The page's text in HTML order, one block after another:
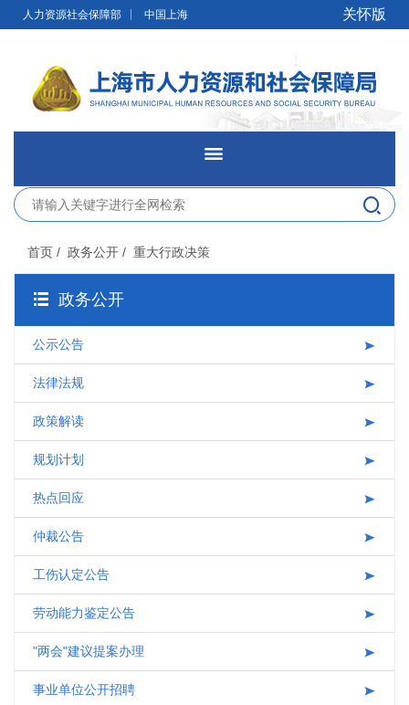
无障碍操作说明 跳转到网站导航区
人力资源社会保障部 中国上海 关怀版
网站首页
新闻发布
首页 / 政务公开 / 重大行政决策
政务公开
公示公告
法律法规
政策解读
规划计划
热点回应
仲裁公告
工伤认定公告
劳动能力鉴定公告
"两会"建议提案办理
事业单位公开招聘